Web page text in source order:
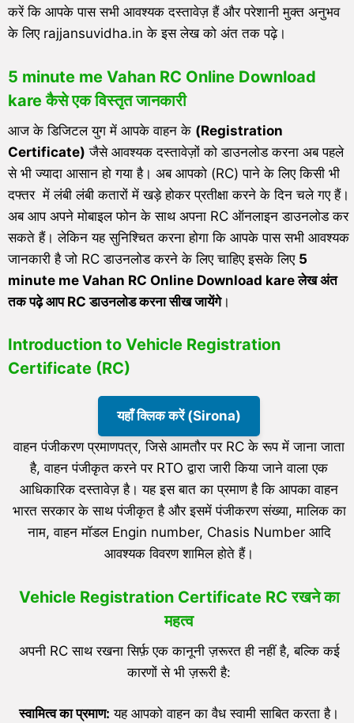
करें कि आपके पास सभी आवश्यक दस्तावेज़ हैं और परेशानी मुक्त अनुभव
के लिए rajjansuvidha.in के इस लेख को अंत तक पढ़े।
5 minute me Vahan RC Online Download
kare कैसे एक विस्तृत जानकारी
आज के डिजिटल युग में आपके वाहन के (Registration
Certificate) जैसे आवश्यक दस्तावेज़ों को डाउनलोड करना अब पहले
से भी ज्यादा आसान हो गया है। अब आपको (RC) पाने के लिए किसी भी
दफ्तर में लंबी लंबी कतारों में खड़े होकर प्रतीक्षा करने के दिन चले गए हैं।
अब आप अपने मोबाइल फोन के साथ अपना RC ऑनलाइन डाउनलोड कर
सकते हैं। लेकिन यह सुनिश्चित करना होगा कि आपके पास सभी आवश्यक
जानकारी है जो RC डाउनलोड करने के लिए चाहिए इसके लिए 5
minute me Vahan RC Online Download kare लेख अंत
तक पढ़े आप RC डाउनलोड करना सीख जायेंगे।
Introduction to Vehicle Registration
Certificate (RC)
यहाँ क्लिक करें (Sirona)
वाहन पंजीकरण प्रमाणपत्र, जिसे आमतौर पर RC के रूप में जाना जाता
है, वाहन पंजीकृत करने पर RTO द्वारा जारी किया जाने वाला एक
आधिकारिक दस्तावेज़ है। यह इस बात का प्रमाण है कि आपका वाहन
भारत सरकार के साथ पंजीकृत है और इसमें पंजीकरण संख्या, मालिक का
नाम, वाहन मॉडल Engin number, Chasis Number आदि
आवश्यक विवरण शामिल होते हैं।
Vehicle Registration Certificate RC रखने का
महत्व
अपनी RC साथ रखना सिर्फ़ एक कानूनी ज़रूरत ही नहीं है, बल्कि कई
कारणों से भी ज़रूरी है:
स्वामित्व का प्रमाण: यह आपको वाहन का वैध स्वामी साबित करता है।